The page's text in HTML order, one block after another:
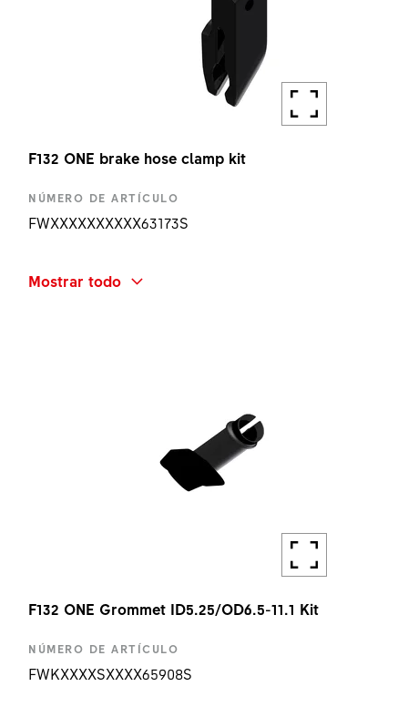
F132 ONE brake hose clamp kit
NÚMERO DE ARTÍCULO
FWXXXXXXXXXX63173S
F132 ONE BRAKE HOSE CLAMP KIT
Mostrar todo
F132 ONE Grommet ID5.25/OD6.5-11.1 Kit
NÚMERO DE ARTÍCULO
FWKXXXXSXXXX65908S